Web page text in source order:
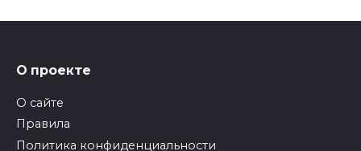
О проекте
О сайте
Правила
Политика конфиденциальности